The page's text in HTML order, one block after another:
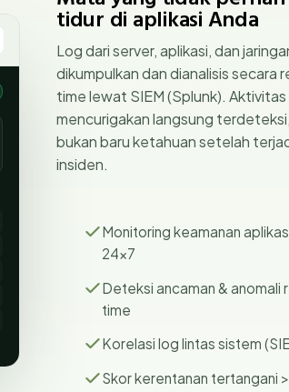
tidur di aplikasi Anda
Log dari server, aplikasi, dan
dikumpulkan dan dianalisis secara
time lewat SIEM (Splunk). Aktivitas
mencurigakan langsung terdeteksi,
bukan baru ketahuan setelah
insiden.
Monitoring keamanan
24×7
Deteksi ancaman & anomali
time
Korelasi log lintas sistem
Skor kerentanan tertangani